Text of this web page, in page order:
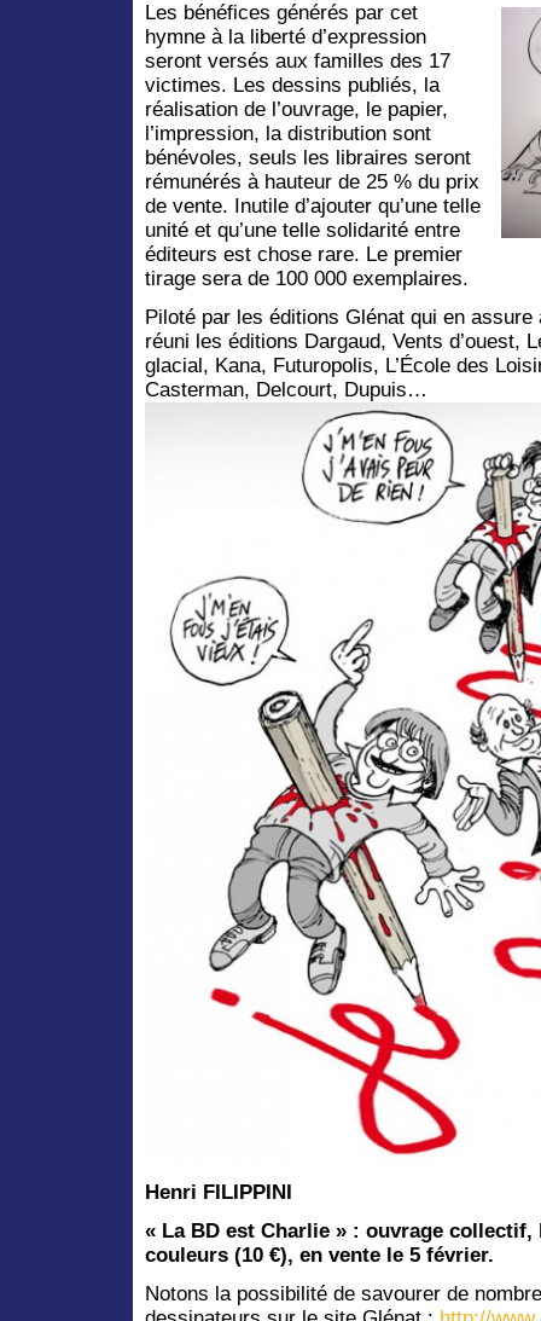
Les bénéfices générés par cet
hymne à la liberté d’expression
seront versés aux familles des 17
victimes. Les dessins publiés, la
réalisation de l’ouvrage, le papier,
l’impression, la distribution sont
bénévoles, seuls les libraires seront
rémunérés à hauteur de 25 % du prix
de vente. Inutile d’ajouter qu’une telle
unité et qu’une telle solidarité entre
éditeurs est chose rare. Le premier
tirage sera de 100 000 exemplaires.
Piloté par les éditions Glénat qui en
réuni les éditions Dargaud, Vents d’ouest,
glacial, Kana, Futuropolis, L’École des
Casterman, Delcourt, Dupuis…
Henri FILIPPINI
« La BD est Charlie » : ouvrage collectif,
couleurs (10 €), en vente le 5 février.
Notons la possibilité de savourer de